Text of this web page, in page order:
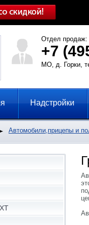
Отдел продаж:
+7
МО, д. Горки,
Надстройки
Автомобили,прицепы и